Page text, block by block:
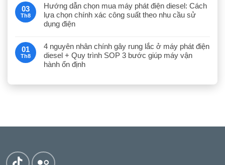
03
Th8
Hướng dẫn chọn mua máy phát điện diesel: Cách
lựa chọn chính xác công suất theo nhu cầu sử
dụng điện
01
Th8
4 nguyên nhân chính gây rung lắc ở máy phát điện
diesel + Quy trình SOP 3 bước giúp máy vận
hành ổn định